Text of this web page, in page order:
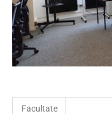
Facultate